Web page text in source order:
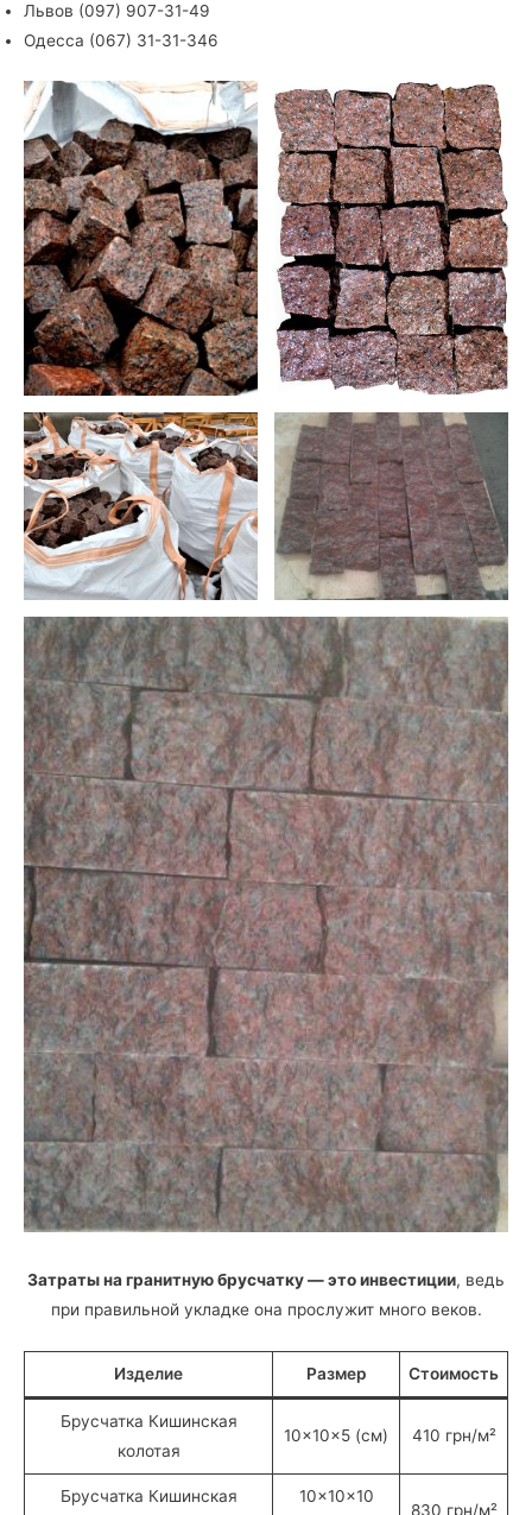
Львов (097) 907-31-49
Одесса (067) 31-31-346
Затраты на гранитную брусчатку — это инвестиции, ведь
при правильной укладке она прослужит много веков.
Изделие Размер Стоимость
Брусчатка Кишинская
колотая
10×10×5 (см) 410 грн/м²
Брусчатка Кишинская
10×10×10
830 грн/м²